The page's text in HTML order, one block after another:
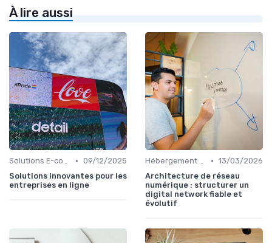
À lire aussi
Solutions E-commerce et Marketplace • 09/12/2025
Solutions innovantes pour les
entreprises en ligne
Hébergement et Maintenance Web • 13/03/2026
Architecture de réseau
numérique : structurer un
digital network fiable et
évolutif